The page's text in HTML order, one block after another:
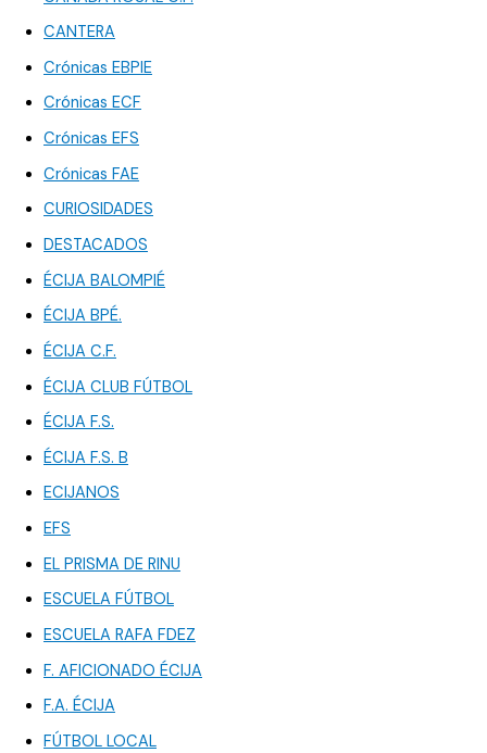
CANTERA
Crónicas EBPIE
Crónicas ECF
Crónicas EFS
Crónicas FAE
CURIOSIDADES
DESTACADOS
ÉCIJA BALOMPIÉ
ÉCIJA BPÉ.
ÉCIJA C.F.
ÉCIJA CLUB FÚTBOL
ÉCIJA F.S.
ÉCIJA F.S. B
ECIJANOS
EFS
EL PRISMA DE RINU
ESCUELA FÚTBOL
ESCUELA RAFA FDEZ
F. AFICIONADO ÉCIJA
F.A. ÉCIJA
FÚTBOL LOCAL